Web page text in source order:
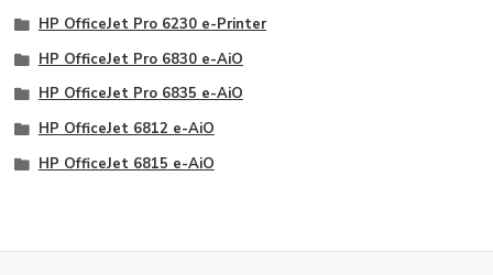
HP OfficeJet Pro 6230 e-Printer
HP OfficeJet Pro 6830 e-AiO
HP OfficeJet Pro 6835 e-AiO
HP OfficeJet 6812 e-AiO
HP OfficeJet 6815 e-AiO